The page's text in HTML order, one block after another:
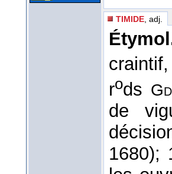
TIMIDE , adj.
rods
de
1680);